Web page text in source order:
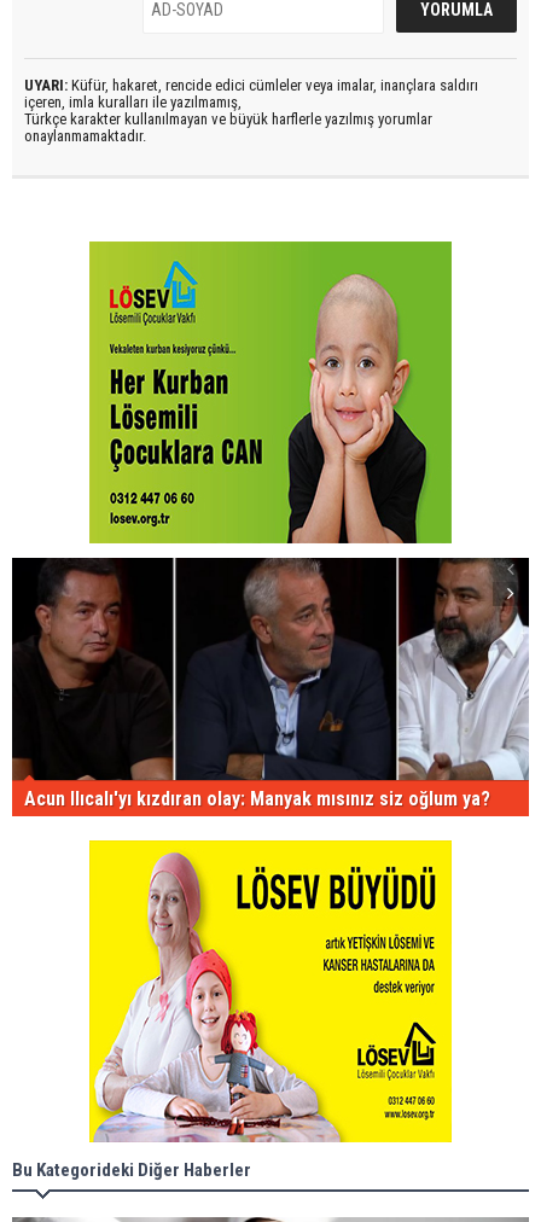
UYARI: Küfür, hakaret, rencide edici cümleler veya imalar, inançlara saldırı
içeren, imla kuralları ile yazılmamış,
Türkçe karakter kullanılmayan ve büyük harflerle yazılmış yorumlar
onaylanmamaktadır.
Acun Ilıcalı'yı kızdıran olay: Manyak mısınız siz oğlum ya?
Bu Kategorideki Diğer Haberler